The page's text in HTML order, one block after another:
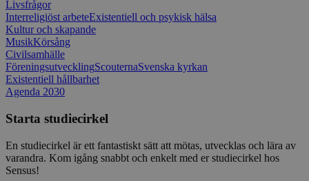
Livsfrågor
Interreligiöst arbeteExistentiell och psykisk hälsa
Kultur och skapande
MusikKörsång
Civilsamhälle
FöreningsutvecklingScouternaSvenska kyrkan
Existentiell hållbarhet
Agenda 2030
Starta studiecirkel
En studiecirkel är ett fantastiskt sätt att mötas, utvecklas och lära av
varandra. Kom igång snabbt och enkelt med er studiecirkel hos
Sensus!